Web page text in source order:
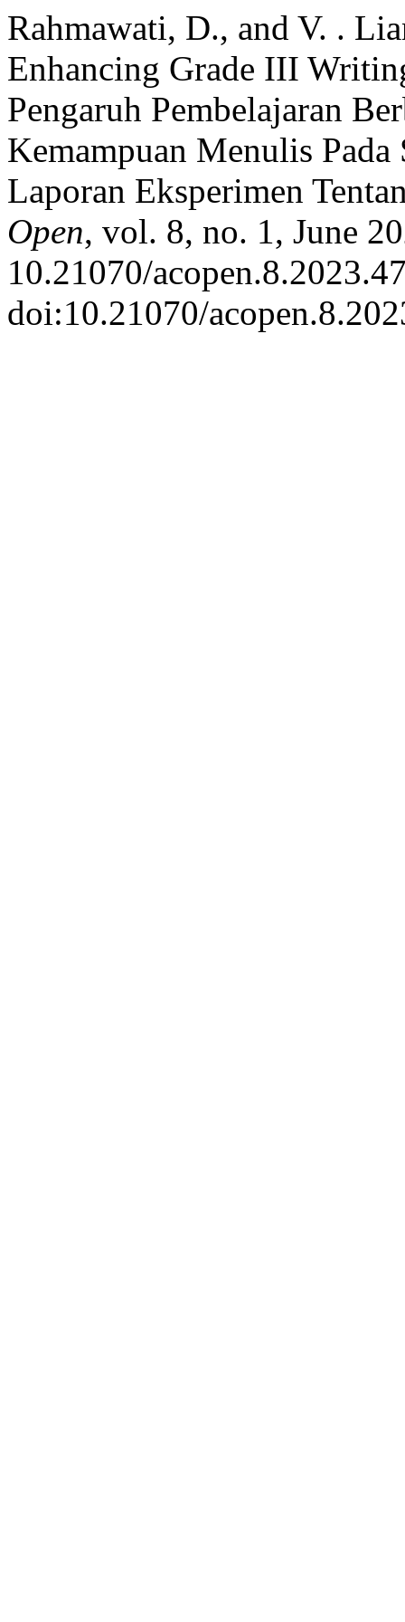
Rahmawati, D., and V. .
Enhancing Grade III
Pengaruh Pembelajaran
Kemampuan Menulis
Laporan Eksperimen
Open, vol. 8, no. 1, June
10.21070/
doi:10.21070/